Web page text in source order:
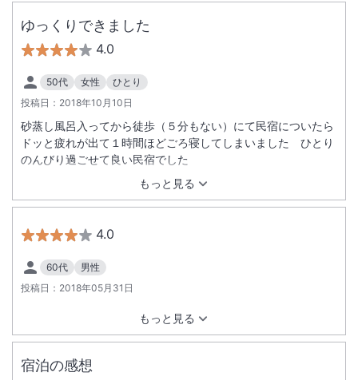
ゆっくりできました
4.0
50代 女性
ひとり
投稿日： 2018年10月10日
もっと見る
砂蒸し風呂入ってから徒歩（５分もない）にて民宿についたら
ドッと疲れが出て１時間ほどごろ寝してしまいました ひとり
のんびり過ごせて良い民宿でした
4.0
60代
男性
投稿日： 2018年05月31日
もっと見る
宿泊の感想